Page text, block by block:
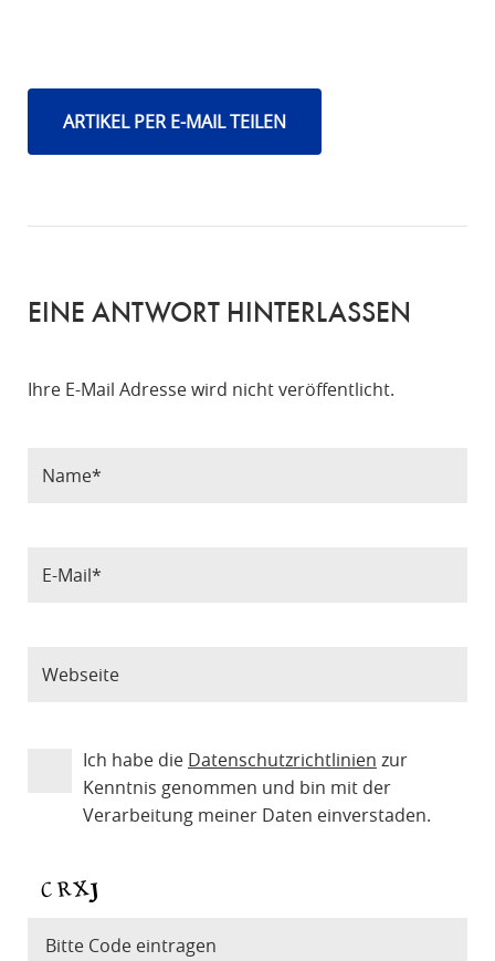
ARTIKEL PER E-MAIL TEILEN
EINE ANTWORT HINTERLASSEN
Ihre E-Mail Adresse wird nicht veröffentlicht.
Ich habe die Datenschutzrichtlinien zur
Kenntnis genommen und bin mit der
Verarbeitung meiner Daten einverstaden.